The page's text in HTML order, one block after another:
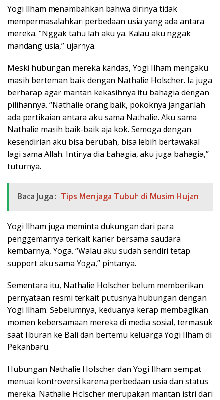
Yogi Ilham menambahkan bahwa dirinya tidak
mempermasalahkan perbedaan usia yang ada antara
mereka. “Nggak tahu lah aku ya. Kalau aku nggak
mandang usia,” ujarnya.
Meski hubungan mereka kandas, Yogi Ilham mengaku
masih berteman baik dengan Nathalie Holscher. Ia juga
berharap agar mantan kekasihnya itu bahagia dengan
pilihannya. “Nathalie orang baik, pokoknya janganlah
ada pertikaian antara aku sama Nathalie. Aku sama
Nathalie masih baik-baik aja kok. Semoga dengan
kesendirian aku bisa berubah, bisa lebih bertawakal
lagi sama Allah. Intinya dia bahagia, aku juga bahagia,”
tuturnya.
Baca Juga : Tips Menjaga Tubuh di Musim Hujan
Yogi Ilham juga meminta dukungan dari para
penggemarnya terkait karier bersama saudara
kembarnya, Yoga. “Walau aku sudah sendiri tetap
support aku sama Yoga,” pintanya.
Sementara itu, Nathalie Holscher belum memberikan
pernyataan resmi terkait putusnya hubungan dengan
Yogi Ilham. Sebelumnya, keduanya kerap membagikan
momen kebersamaan mereka di media sosial, termasuk
saat liburan ke Bali dan bertemu keluarga Yogi Ilham di
Pekanbaru.
Hubungan Nathalie Holscher dan Yogi Ilham sempat
menuai kontroversi karena perbedaan usia dan status
mereka. Nathalie Holscher merupakan mantan istri dari